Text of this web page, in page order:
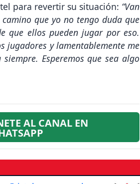
para revertir su situación: “Van
que yo no tengo duda que
que ellos pueden jugar por eso.
jugadores y lamentablemente me
Esperemos que sea algo
AL CANAL EN